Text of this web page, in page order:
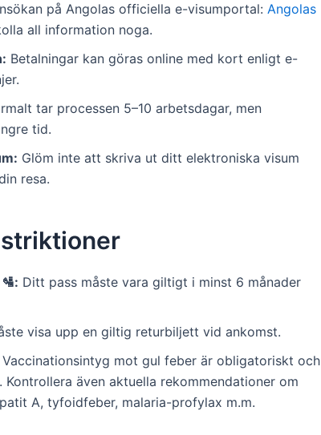
på Angolas officiella e-visumportal: Angolas
all information noga.
Betalningar kan göras online med kort enligt e-
tar processen 5–10 arbetsdagar, men
tid.
Glöm inte att skriva ut ditt elektroniska visum
resa.
Ditt pass måste vara giltigt i minst 6 månader
visa upp en giltig returbiljett vid ankomst.
Vaccinationsintyg mot gul feber är obligatoriskt och
Kontrollera även aktuella rekommendationer om
A, tyfoidfeber, malaria-profylax m.m.